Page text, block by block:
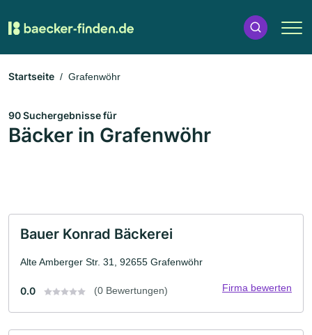
Startseite Grafenwöhr
90 Suchergebnisse für
Bäcker in Grafenwöhr
Bauer Konrad Bäckerei
Alte Amberger Str. 31, 92655 Grafenwöhr
0.0 (0 Bewertungen) Firma bewerten